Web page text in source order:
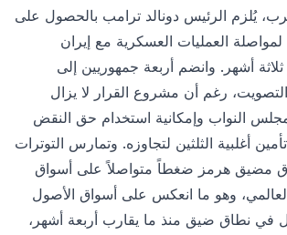
يُلزم الرئيس دونالد ترامب بالحصول على
العمليات العسكرية مع إيران
أشهر. وانضم أربعة جمهوريين إلى
رغم أن مشروع القرار لا يزال
النواب وإمكانية استخدام حق النقض
أغلبية الثلثين لتجاوزه. وتمارس التوترات
مضيق هرمز ضغطاً متواصلاً على أسواق
العالمي، وهو ما انعكس على أسواق الأصول
في نطاق ضيق منذ ما يقارب أربعة أشهر،